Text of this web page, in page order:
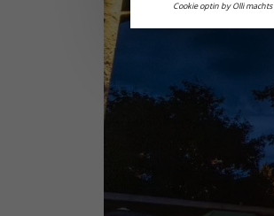
Cookie optin by Olli machts